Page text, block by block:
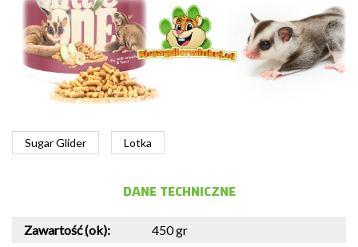
Sugar Glider Lotka
DANE TECHNICZNE
Zawartość (ok):
450 gr